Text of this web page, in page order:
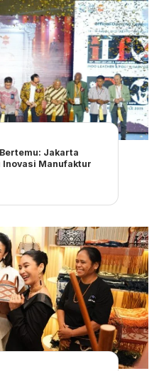
Jakarta
Inovasi Manufaktur